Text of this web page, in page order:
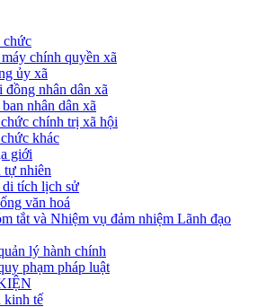
chức
chính quyền xã
ủy xã
đồng nhân dân xã
nhân dân xã
chính trị xã hội
khác
giới
nhiên
tích lịch sử
văn hoá
tắt và Nhiệm vụ đảm nhiệm Lãnh đạo
lý hành chính
phạm pháp luật
kinh tế